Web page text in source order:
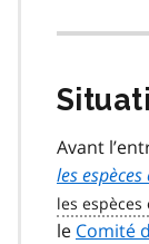
Avant
les
le Comité